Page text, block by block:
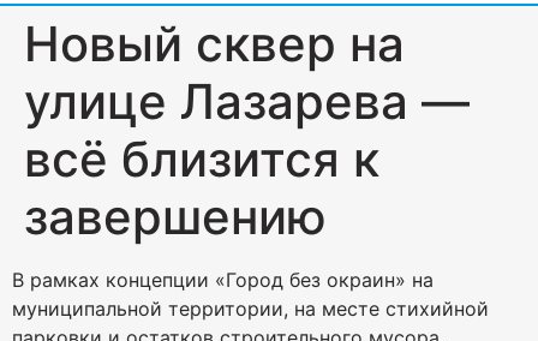
Новый сквер на
улице Лазарева —
всё близится к
завершению
В рамках концепции «Город без окраин» на
муниципальной территории, на месте стихийной